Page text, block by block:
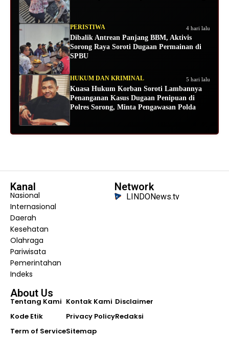
PERISTIWA 4 hari lalu
Dibalik Antrean Panjang BBM, Aktivis
Sorong Raya Soroti Dugaan Permainan di
SPBU
HUKUM DAN KRIMINAL 5 hari lalu
Kuasa Hukum Korban Soroti Lambannya
Penanganan Kasus Dugaan Penipuan di
Polres Sorong, Minta Pengawasan Polda
Kanal
Nasional
Internasional
Daerah
Kesehatan
Olahraga
Pariwisata
Pemerintahan
Indeks
Network
LINDONews.tv
About Us
Tentang Kami
Kode Etik
Term of Service
Kontak Kami
Privacy Policy
Sitemap
Disclaimer
Redaksi